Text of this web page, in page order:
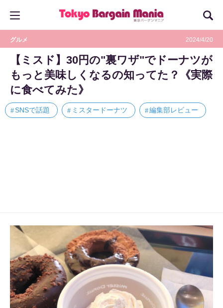
グルメ 2024/4/20
【ミスド】30円の"裏ワザ"でドーナツが
もっと美味しくなるの知ってた？《実際
に食べてみた》
SNSで話題 ミスタードーナツ 編集部レビュー